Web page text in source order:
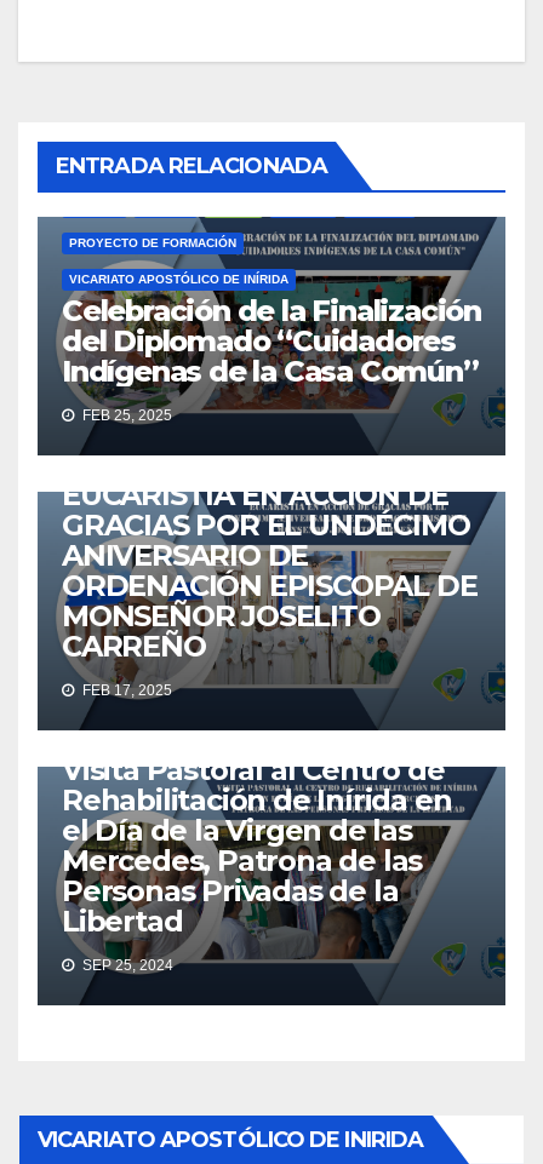
ENTRADA RELACIONADA
CUIDADORES INDÍGENAS DE LA CASA COMÚN
PROYECTO DE FORMACIÓN
VICARIATO APOSTÓLICO DE INÍRIDA
Celebración de la Finalización
del Diplomado “Cuidadores
Indígenas de la Casa Común”
FEB 25, 2025
ACTUALIDAD ANIVERSARIO EUCARISTÍA GUAINÍA
IGLESIA IGLESIA CATÓLICA NOTICIAS
EUCARISTÍA EN ACCIÓN DE
GRACIAS POR EL UNDÉCIMO
ANIVERSARIO DE
ORDENACIÓN EPISCOPAL DE
MONSEÑOR JOSELITO
CARREÑO
FEB 17, 2025
ACTUALIDAD AGENTES EMAÚS EUCARISTÍA IGLESIA
IGLESIA CATÓLICA MISIONEROS NOTICIAS
VICARIATO APOSTÓLICO DE INÍRIDA VICINIRIDATV
Visita Pastoral al Centro de
Rehabilitación de Inírida en
el Día de la Virgen de las
Mercedes, Patrona de las
Personas Privadas de la
Libertad
SEP 25, 2024
VICARIATO APOSTÓLICO DE INIRIDA